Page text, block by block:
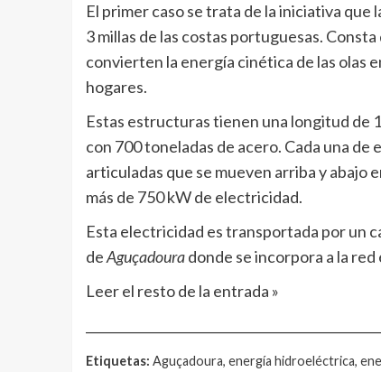
El primer caso se trata de la iniciativa que
3 millas de las costas portuguesas.
convierten la energía cinética de las olas
hogares.
Estas estructuras tienen una longitud de
con 700 toneladas de acero. Cada una
articuladas que se mueven arriba y abajo
más de 750 kW de electricidad.
Esta electricidad es transportada por un
deAguçadouradonde se incorpora a la
Leer el resto de la entrada »
Etiquetas: Aguçadoura, energía hidroeléctrica,